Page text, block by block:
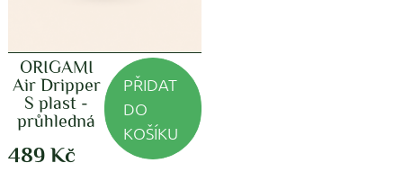
ORIGAMI
Air Dripper
S plast -
průhledná
489 Kč
PŘIDAT
DO
KOŠÍKU